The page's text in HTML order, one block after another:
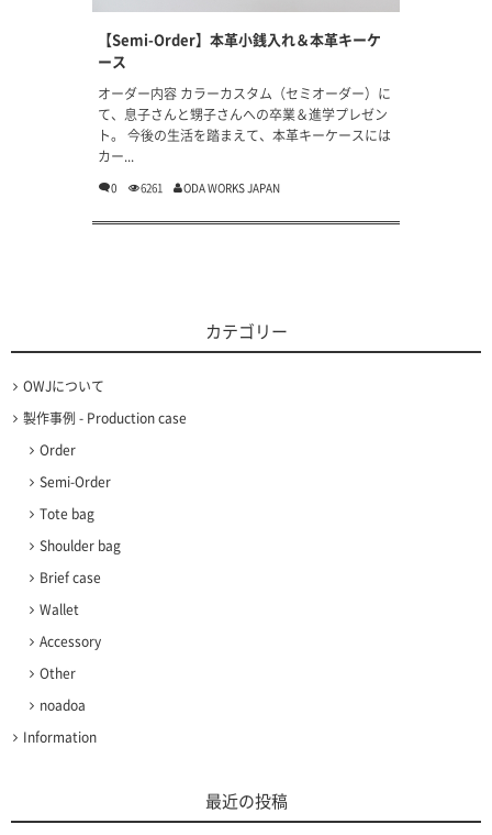
【Semi-Order】本革小銭入れ＆本革キーケ
ース
オーダー内容 カラーカスタム（セミオーダー）に
て、息子さんと甥子さんへの卒業＆進学プレゼン
ト。 今後の生活を踏まえて、本革キーケースには
カー...
0 6261 ODA WORKS JAPAN
カテゴリー
OWJについて
製作事例 - Production case
Order
Semi-Order
Tote bag
Shoulder bag
Brief case
Wallet
Accessory
Other
noadoa
Information
最近の投稿